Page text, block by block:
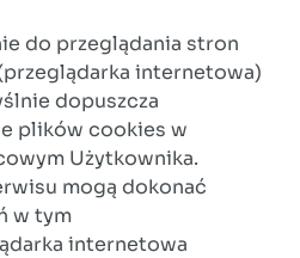
do przeglądania stron
internetowa)
dopuszcza
plików cookies w
Użytkownika.
mogą dokonać
w tym
internetowa